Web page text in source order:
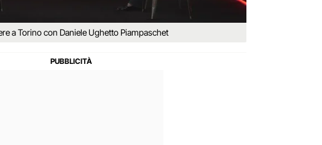
a Torino con Daniele Ughetto Piampaschet